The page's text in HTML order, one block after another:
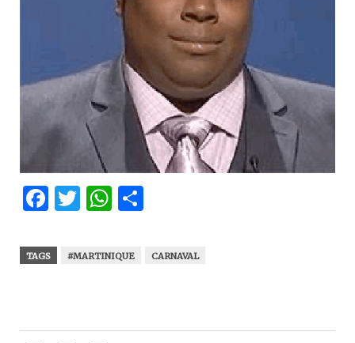
Facebook
Twitter
WhatsApp
TAGS #MARTINIQUE CARNAVAL